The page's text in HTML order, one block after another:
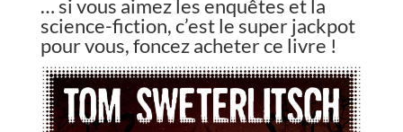
… si vous aimez les enquêtes et la
science-fiction, c’est le super jackpot
pour vous, foncez acheter ce livre !